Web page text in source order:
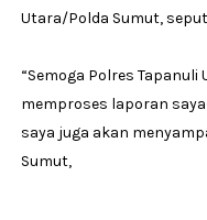
Utara/Polda Sumut,
“Semoga Polres
memproses laporan
saya juga akan
Sumut,